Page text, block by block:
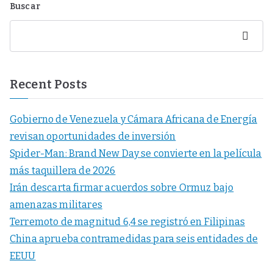
Buscar
Buscar
Recent Posts
Gobierno de Venezuela y Cámara Africana de Energía
revisan oportunidades de inversión
Spider-Man: Brand New Day se convierte en la película
más taquillera de 2026
Irán descarta firmar acuerdos sobre Ormuz bajo
amenazas militares
Terremoto de magnitud 6,4 se registró en Filipinas
China aprueba contramedidas para seis entidades de
EEUU